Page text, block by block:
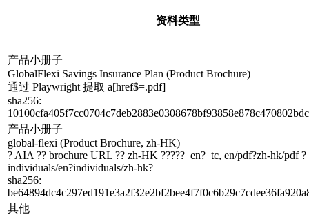
资料类型
产品小册子
GlobalFlexi Savings Insurance Plan (Product Brochure)
通过 Playwright 提取 a[href$=.pdf]
sha256:
产品小册子
global-flexi (Product Brochure, zh-HK)
? AIA ?? brochure URL ?? zh-HK ?????_en?_tc, en/pdf?zh-hk/pdf ?
individuals/en?individuals/zh-hk?
sha256:
其他